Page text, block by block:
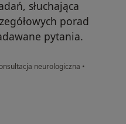
słuchająca
porad
pytania.
neurologiczna •